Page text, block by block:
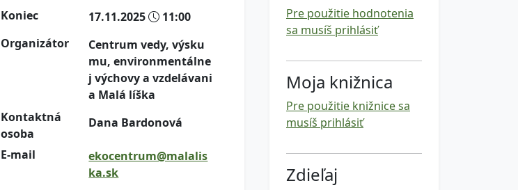
Koniec
17.11.2025
11:00
Organizátor
Centrum vedy, výsku
mu, environmentálne
j výchovy a vzdelávani
a Malá líška
Kontaktná
osoba
Dana Bardonová
E-mail
ekocentrum@malalis
ka.sk
Pre použitie hodnotenia
sa musíš prihlásiť
Moja knižnica
Pre použitie knižnice sa
musíš prihlásiť
Zdieľaj